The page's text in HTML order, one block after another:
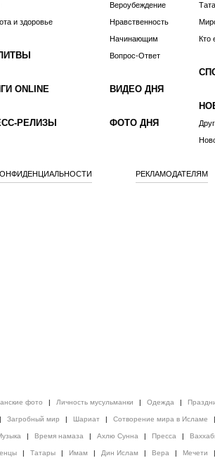
и здоровье
ONLINE
РЕЛИЗЫ
Вероубеждение
Нравственность
Начинающим
Вопрос-Ответ
ВИДЕО ДНЯ
ФОТО ДНЯ
Кто
РЕКЛАМОДАТЕЛЯМ
фото | Личность мусульманки | Одежда |
| Загробный мир | Шариат | Сотворение мира в Исламе |
| Время намаза | Ахлю Сунна | Пресса |
| Татары | Имам | Дин Ислам | Вера | Мечети |